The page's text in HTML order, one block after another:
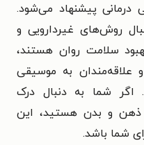
درمانی پیشنهاد می‌شود.
روش‌های غیردارویی و
سلامت روان هستند،
علاقه‌مندان به موسیقی
اگر شما به دنبال درک
ذهن و بدن هستید، این
شما باشد.